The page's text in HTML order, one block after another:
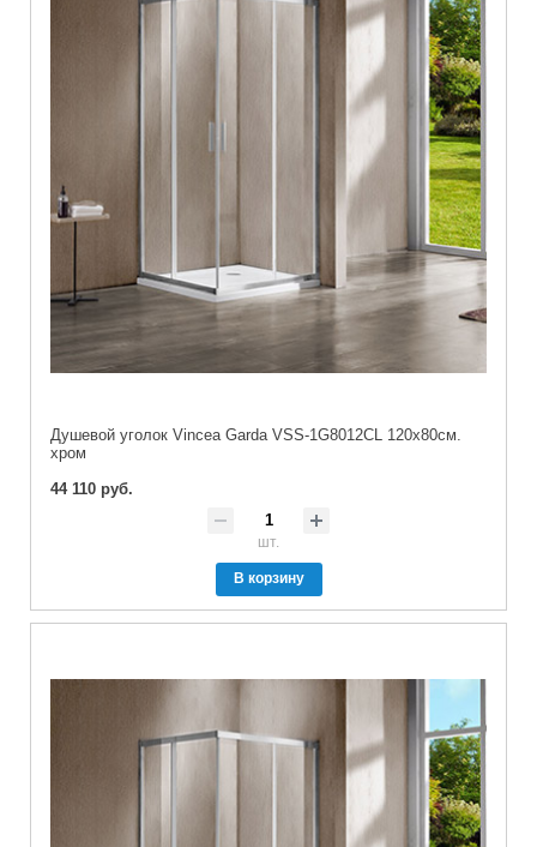
Душевой уголок Vincea Garda VSS-1G8012CL 120х80см.
хром
44 110 руб.
шт.
В корзину